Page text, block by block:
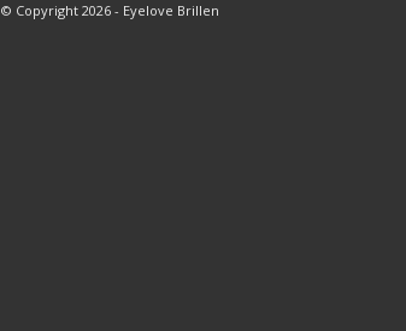
© Copyright 2026 - Eyelove Brillen